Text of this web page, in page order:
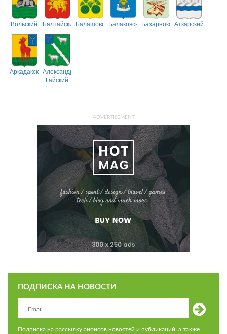
Вольский БалтайскийБалашовскийБалаковскийБазарнокарабулакский
Аткарский
АркадакскийАлександрово-
Гайский
ADVERTISEMENT
ПОДПИСКА НА НОВОСТИ
Подписка на рассылку анонсов новостей и публикаций, а также